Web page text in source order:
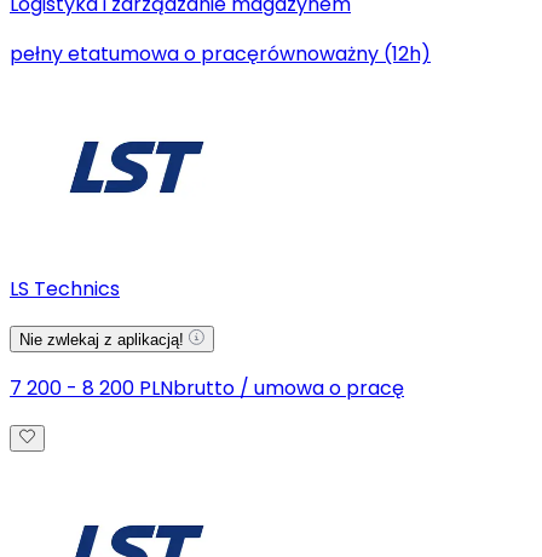
pełny etatumowa o pracęrównoważny (12h)
LS Technics
Nie zwlekaj z aplikacją!
7 200 - 8 200 PLNbrutto / umowa o pracę